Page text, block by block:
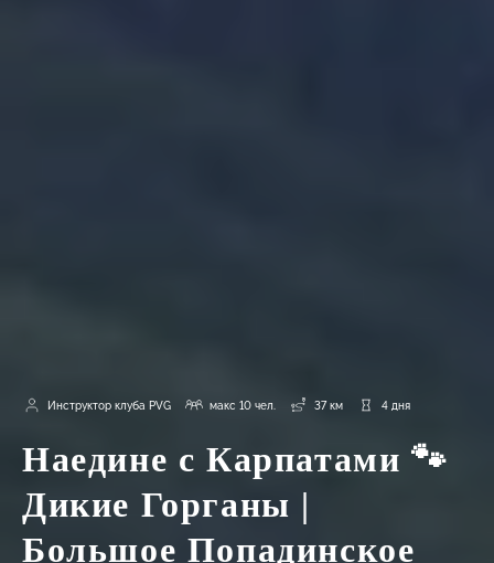
Инструктор клуба PVG макс 10 чел. 37 км 4 дня
Наедине с Карпатами 🐾
Дикие Горганы |
Большое Попадинское